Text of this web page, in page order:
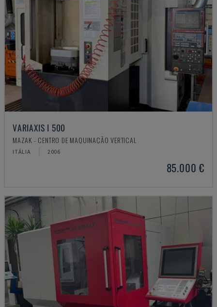
VARIAXIS I 500
MAZAK - CENTRO DE MAQUINAÇÃO VERTICAL
ITÁLIA 2006
85.000 €